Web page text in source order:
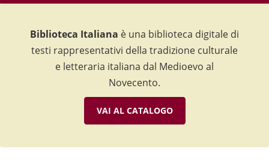
Biblioteca Italiana è una biblioteca digitale di
testi rappresentativi della tradizione culturale
e letteraria italiana dal Medioevo al
Novecento.
VAI AL CATALOGO
Biblioteca Italiana è una biblioteca digitale di
testi rappresentativi della tradizione culturale
e letteraria italiana dal Medioevo al
Novecento.
VAI AL CATALOGO
Biblioteca Italiana è una biblioteca digitale di
testi rappresentativi della tradizione culturale
e letteraria italiana dal Medioevo al
Novecento.
VAI AL CATALOGO